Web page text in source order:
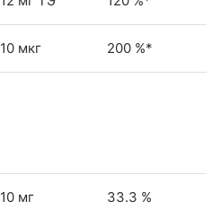
10 мкг 200 %*
10 мг 33.3 %